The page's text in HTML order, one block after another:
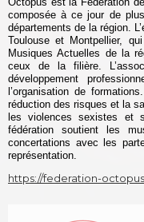
composée à ce jour de
départements de la région.
Toulouse et Montpellier,
Musiques Actuelles de la
ceux de la filière.
développement
l’organisation de
réduction des risques et la
les violences sexistes et
fédération soutient les
concertations avec les
représentation.
https://federation-